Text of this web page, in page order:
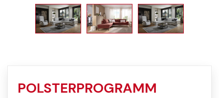
POLSTERPROGRAMM